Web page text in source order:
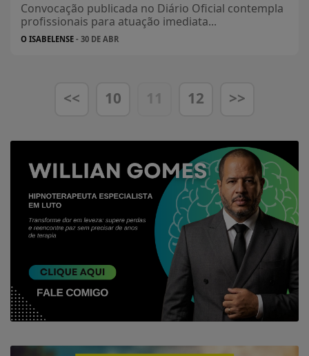
Convocação publicada no Diário Oficial contempla
profissionais para atuação imediata...
O ISABELENSE - 30 DE ABR
<< 10 11 12 >>